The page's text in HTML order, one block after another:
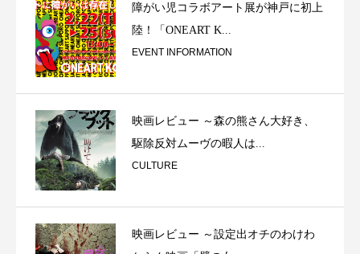
障がい児コラボアート展が神戸に初上
陸！「ONEART K...
EVENT INFORMATION
映画レビュー ～森の熊さん大好き、
駆除反対ムーヴの暇人は...
CULTURE
映画レビュー ～設定出オチのわけわ